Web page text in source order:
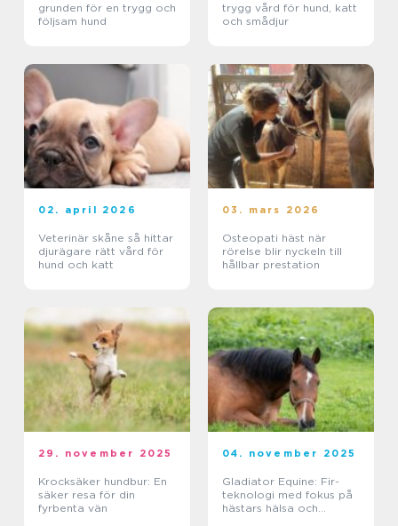
grunden för en trygg och
följsam hund
trygg vård för hund, katt
och smådjur
02. april 2026
Veterinär skåne så hittar
djurägare rätt vård för
hund och katt
03. mars 2026
Osteopati häst när
rörelse blir nyckeln till
hållbar prestation
29. november 2025
Krocksäker hundbur: En
säker resa för din
fyrbenta vän
04. november 2025
Gladiator Equine: Fir-
teknologi med fokus på
hästars hälsa och